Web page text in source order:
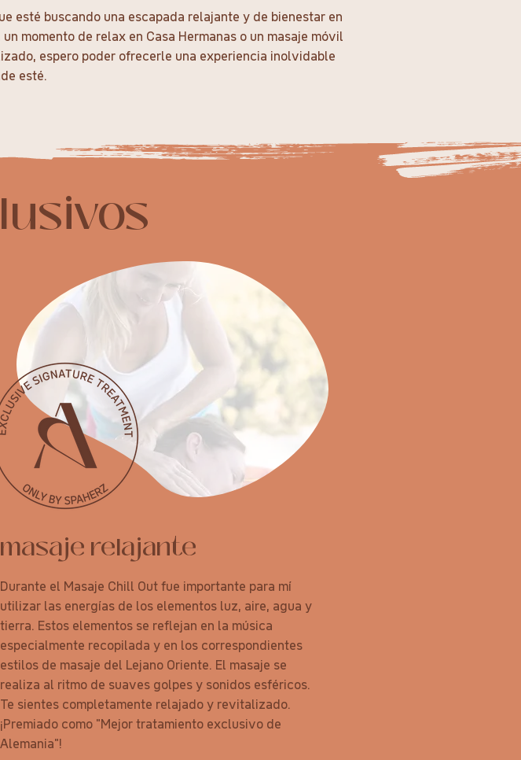
esté buscando una escapada relajante y de bienestar en
un momento de relax en Casa Hermanas o un masaje móvil
espero poder ofrecerle una experiencia inolvidable
esté.
masaje relajante
Durante el Masaje Chill Out fue importante para mí
utilizar las energías de los elementos luz, aire, agua y
tierra. Estos elementos se reflejan en la música
especialmente recopilada y en los correspondientes
estilos de masaje del Lejano Oriente. El masaje se
realiza al ritmo de suaves golpes y sonidos esféricos.
Te sientes completamente relajado y revitalizado.
¡Premiado como "Mejor tratamiento exclusivo de
Alemania"!